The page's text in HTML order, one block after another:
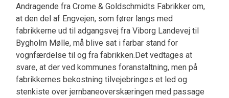
Andragende fra Crome & Goldschmidts Fabrikker om,
at den del af Engvejen, som fører langs med
fabrikkerne ud til adgangsvej fra Viborg Landevej til
Bygholm Mølle, må blive sat i farbar stand for
vognfærdelse til og fra fabrikken.Det vedtages at
svare, at der ved kommunes foranstaltning, men på
fabrikkernes bekostning tilvejebringes et led og
stenkiste over jernbaneoverskæringen med passage